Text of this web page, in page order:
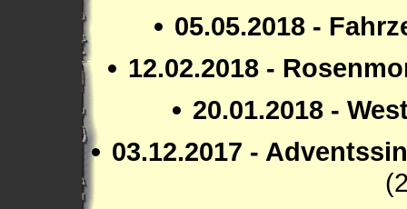
05.05.2018 -
12.02.2018 -
20.01.2018 -
03.12.2017 -